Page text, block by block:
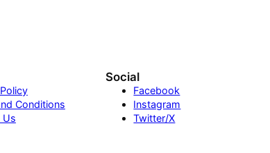
Conditions
Us
Social
Facebook
Instagram
Twitter/X